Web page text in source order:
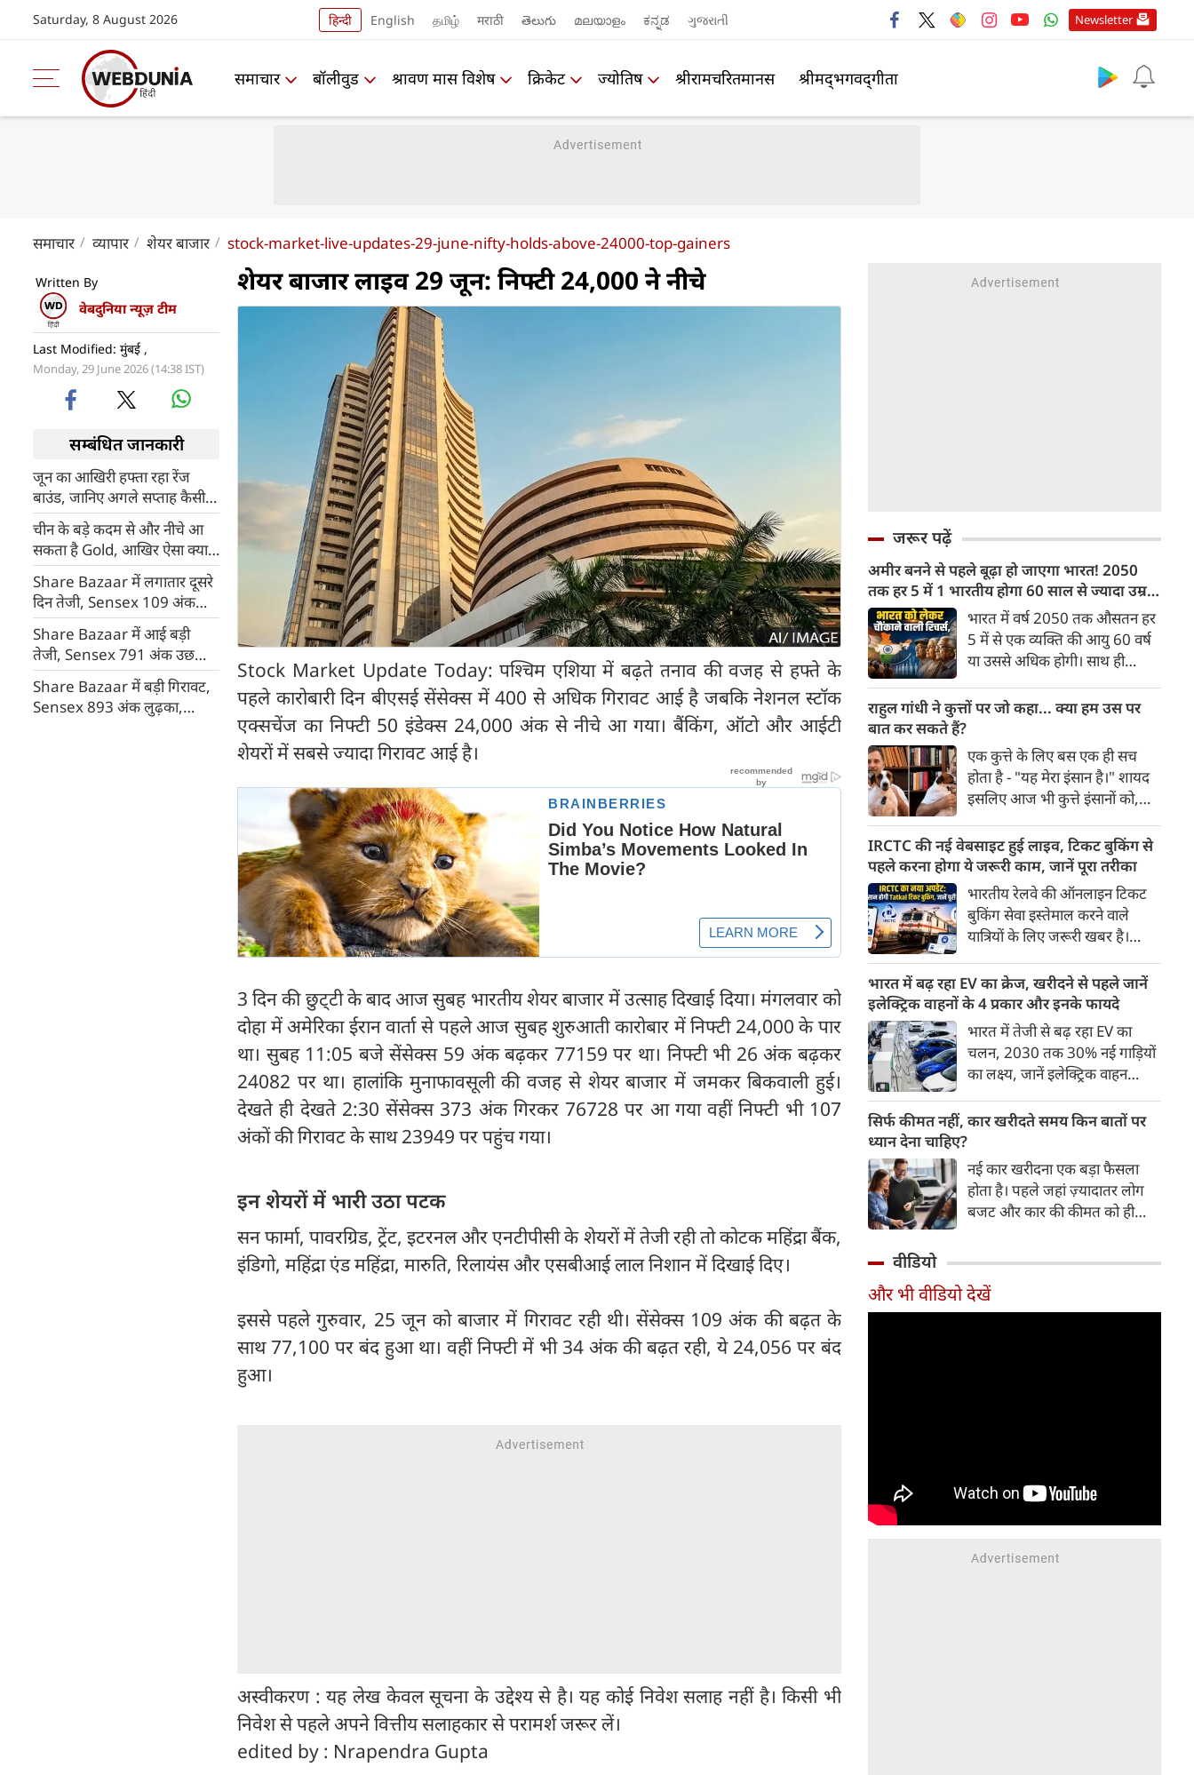
Saturday, 8 August 2026 हिन्दी English தமிழ் मराठी తెలుగు മലയാളം ಕನ್ನಡ ગુજરાતી Newsletter
समाचार बॉलीवुड श्रावण मास विशेष क्रिकेट ज्योतिष श्रीरामचरितमानस श्रीमद्‍भगवद्‍गीता
समाचार व्यापार शेयर बाजार stock-market-live-updates-29-june-nifty-holds-above-24000-top-gainers
Written By
वेबदुनिया न्यूज़ टीम
Last Modified: मुंबई ,
Monday, 29 June 2026 (14:38 IST)
सम्बंधित जानकारी
जून का आखिरी हफ्ता रहा रेंज
बाउंड, जानिए अगले सप्ताह कैसी
रहेगी बाजार की चाल
चीन के बड़े कदम से और नीचे आ
सकता है Gold, आखिर ऐसा क्या
कर दिया China ने
Share Bazaar में लगातार दूसरे
दिन तेजी, Sensex 109 अंक
चढ़ा, Nifty फिर 24000 के पार
Share Bazaar में आई बड़ी
तेजी, Sensex 791 अंक उछला,
Nifty भी 24000 के पार
Share Bazaar में बड़ी गिरावट,
Sensex 893 अंक लुढ़का,
शेयर बाजार लाइव 29 जून: निफ्टी 24,000 ने नीचे
Stock Market Update Today: पश्चिम एशिया में बढ़ते तनाव की वजह से हफ्ते के
पहले कारोबारी दिन बीएसई सेंसेक्स में 400 से अधिक गिरावट आई है जबकि नेशनल स्टॉक
एक्सचेंज का निफ्टी 50 इंडेक्स 24,000 अंक से नीचे आ गया। बैंकिंग, ऑटो और आईटी
शेयरों में सबसे ज्यादा गिरावट आई है।
3 दिन की छुट्‍टी के बाद आज सुबह भारतीय शेयर बाजार में उत्साह दिखाई दिया। मंगलवार को
दोहा में अमेरिका ईरान वार्ता से पहले आज सुबह शुरुआती कारोबार में निफ्टी 24,000 के पार
था। सुबह 11:05 बजे सेंसेक्स 59 अंक बढ़कर 77159 पर था। निफ्टी भी 26 अंक बढ़कर
24082 पर था। हालांकि मुनाफावसूली की वजह से शेयर बाजार में जमकर बिकवाली हुई।
देखते ही देखते 2:30 सेंसेक्स 373 अंक गिरकर 76728 पर आ गया वहीं निफ्टी भी 107
अंकों की गिरावट के साथ 23949 पर पहुंच गया।
इन शेयरों में भारी उठा पटक
सन फार्मा, पावरग्रिड, ट्रेंट, इटरनल और एनटीपीसी के शेयरों में तेजी रही तो कोटक महिंद्रा बैंक,
इंडिगो, महिंद्रा एंड महिंद्रा, मारुति, रिलायंस और एसबीआई लाल निशान में दिखाई दिए।
इससे पहले गुरुवार, 25 जून को बाजार में गिरावट रही थी। सेंसेक्स 109 अंक की बढ़त के
साथ 77,100 पर बंद हुआ था। वहीं निफ्टी में भी 34 अंक की बढ़त रही, ये 24,056 पर बंद
हुआ।
अस्वीकरण : यह लेख केवल सूचना के उद्देश्य से है। यह कोई निवेश सलाह नहीं है। किसी भी
निवेश से पहले अपने वित्तीय सलाहकार से परामर्श जरूर लें।
edited by : Nrapendra Gupta
जरूर पढ़ें
अमीर बनने से पहले बूढ़ा हो जाएगा भारत! 2050
तक हर 5 में 1 भारतीय होगा 60 साल से ज्यादा उम्र
का
भारत में वर्ष 2050 तक औसतन हर
5 में से एक व्यक्ति की आयु 60 वर्ष
या उससे अधिक होगी। साथ ही
भारत में रहेंगे। ‘ट्रांसफॉर्म रूरल
अनुसार भारत विकसित देशों के
विपरीत समृद्ध बनने से पहले ही वृद्ध
होती आबादी वाले देश की श्रेणी में
पहुंच रहा है।
राहुल गांधी ने कुत्तों पर जो कहा... क्या हम उस पर
बात कर सकते हैं?
एक कुत्ते के लिए बस एक ही सच
होता है - "यह मेरा इंसान है।" शायद
इसलिए आज भी कुत्ते इंसानों को,
भू-राजनीति से लेकर कृत्रिम
बुद्धिमत्ता, जलवायु परिवर्तन से लेकर
क्रिकेट तक हर विषय पर बहस कर
सकते हैं, तो उस जीव पर भी एक
गंभीर चर्चा बनती है जिसने किसी भी
सभ्यता से पहले इंसान का साथ चुना
था। दुर्भाग्य यह है कि आज कुत्तों के
बारे में हमारी राय पशु-चिकित्सकों,
व्यवहार वैज्ञानिकों या विशेषज्ञों से
कम... और व्हाट्सऐप यूनिवर्सिटी से
ज़्यादा बनती है।
IRCTC की नई वेबसाइट हुई लाइव, टिकट बुकिंग से
पहले करना होगा ये जरूरी काम, जानें पूरा तरीका
भारतीय रेलवे की ऑनलाइन टिकट
बुकिंग सेवा इस्तेमाल करने वाले
यात्रियों के लिए जरूरी खबर है।
वेबसाइट का बीटा वर्जन लॉन्च कर
दिया है। करीब 24 साल पुराने
इंटरफेस के बाद वेबसाइट को नए
डिजाइन और कई नए फीचर्स के साथ
अपडेट किया गया है।
भारत में बढ़ रहा EV का क्रेज, खरीदने से पहले जानें
इलेक्ट्रिक वाहनों के 4 प्रकार और इनके फायदे
भारत में तेजी से बढ़ रहा EV का
चलन, 2030 तक 30% नई गाड़ियों
का लक्ष्य, जानें इलेक्ट्रिक वाहन
200 अरब रुपए का मौका
सिर्फ कीमत नहीं, कार खरीदते समय किन बातों पर
ध्यान देना चाहिए?
नई कार खरीदना एक बड़ा फैसला
होता है। पहले जहां ज़्यादातर लोग
बजट और कार की कीमत को ही
खरीदते समय किन बातों पर ध्यान
देना चाहिए।
वीडियो
और भी वीडियो देखें